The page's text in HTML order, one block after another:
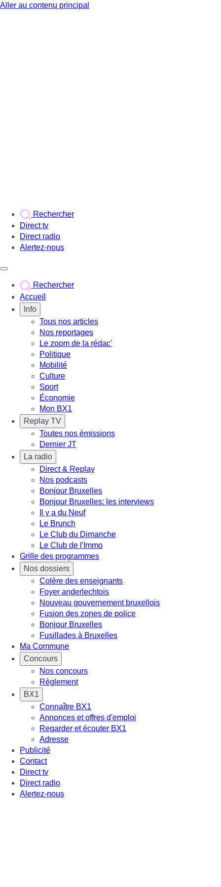
Aller au contenu principal
Rechercher
Direct tv
Direct radio
Alertez-nous
Rechercher
Accueil
Info
Tous nos articles
Nos reportages
Le zoom de la rédac'
Politique
Mobilité
Culture
Sport
Économie
Mon BX1
Replay TV
Toutes nos émissions
Dernier JT
La radio
Direct & Replay
Nos podcasts
Bonjour Bruxelles
Bonjour Bruxelles: les interviews
Il y a du Neuf
Le Brunch
Le Club du Dimanche
Le Club de l'Immo
Grille des programmes
Nos dossiers
Colère des enseignants
Foyer anderlechtois
Nouveau gouvernement bruxellois
Fusion des zones de police
Bonjour Bruxelles
Fusillades à Bruxelles
Ma Commune
Concours
Nos concours
Règlement
BX1
Connaître BX1
Annonces et offres d'emploi
Regarder et écouter BX1
Adresse
Publicité
Contact
Direct tv
Direct radio
Alertez-nous